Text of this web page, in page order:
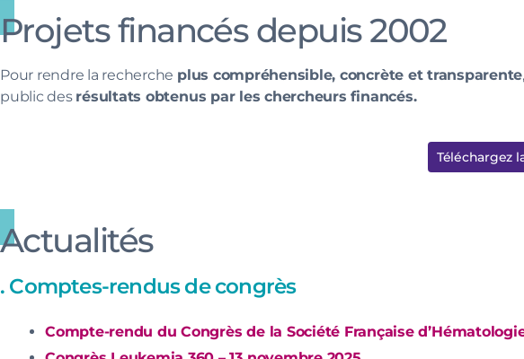
Projets financés depuis 2002
Pour rendre la recherche plus compréhensible, concrète et transparente
public des résultats obtenus par les chercheurs financés.
Téléchargez
Actualités
. Comptes-rendus de congrès
Compte-rendu du Congrès de la Société Française